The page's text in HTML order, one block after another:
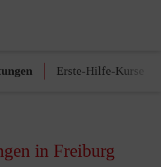
Erste-Hilfe-Kurse
in Freiburg